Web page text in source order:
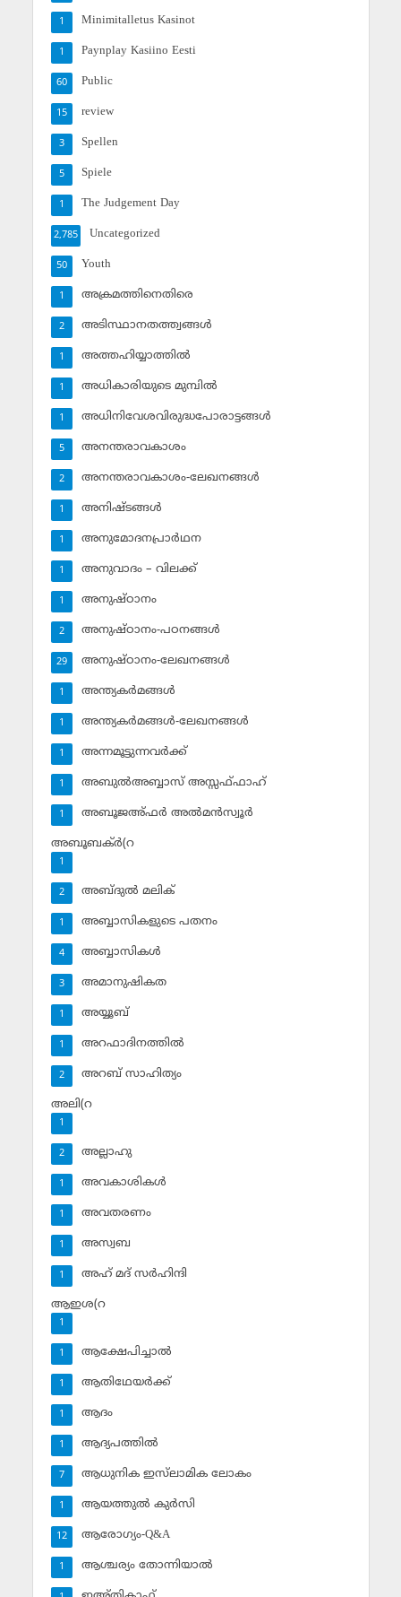
Minimitalletus Kasinot
1
Paynplay Kasiino Eesti
1
Public
60
review
15
Spellen
3
Spiele
5
The Judgement Day
1
Uncategorized
2,785
Youth
50
അക്രമത്തിനെതിരെ
1
അടിസ്ഥാനതത്ത്വങ്ങള്‍
2
അത്തഹിയ്യാത്തില്‍
1
അധികാരിയുടെ മുമ്പില്‍
1
അധിനിവേശവിരുദ്ധപോരാട്ടങ്ങള്‍
1
അനന്തരാവകാശം
5
അനന്തരാവകാശം-ലേഖനങ്ങള്‍
2
അനിഷ്ടങ്ങള്‍
1
അനുമോദനപ്രാര്‍ഥന
1
അനുവാദം – വിലക്ക്‌
1
അനുഷ്ഠാനം
1
അനുഷ്ഠാനം-പഠനങ്ങള്‍
2
അനുഷ്ഠാനം-ലേഖനങ്ങള്‍
29
അന്ത്യകര്‍മങ്ങള്‍
1
അന്ത്യകര്‍മങ്ങള്‍-ലേഖനങ്ങള്‍
1
അന്നമൂട്ടുന്നവര്‍ക്ക്
1
അബുല്‍അബ്ബാസ് അസ്സഫ്ഫാഹ്‌
1
അബൂജഅ്ഫര്‍ അല്‍മന്‍സ്വൂര്‍
1
അബൂബക്ര്‍(റ
1
അബ്ദുല്‍ മലിക്‌
2
അബ്ബാസികളുടെ പതനം
1
അബ്ബാസികള്‍
4
അമാനുഷികത
3
അയ്യൂബ്‌
1
അറഫാദിനത്തില്‍
1
അറബ് സാഹിത്യം
2
അലി(റ
1
അല്ലാഹു
2
അവകാശികള്‍
1
അവതരണം
1
അസ്വബ
1
അഹ് മദ് സര്‍ഹിന്ദി
1
ആഇശ(റ
1
ആക്ഷേപിച്ചാല്‍
1
ആതിഥേയര്‍ക്ക്
1
ആദം
1
ആദ്യപത്തില്‍
1
ആധുനിക ഇസ്‌ലാമിക ലോകം
7
ആയത്തുല്‍ കുര്‍സി
1
ആരോഗ്യം-Q&A
12
ആശ്ചര്യം തോന്നിയാല്‍
1